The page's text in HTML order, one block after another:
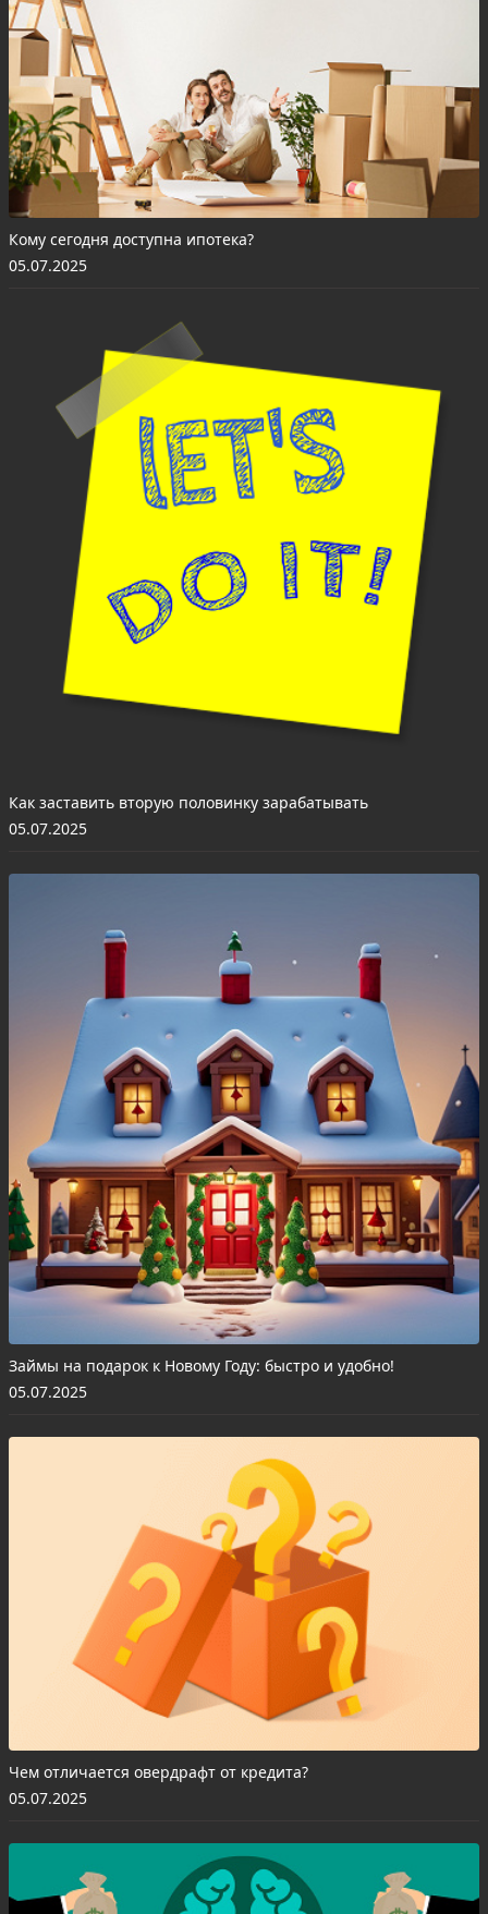
Кому сегодня доступна ипотека?
05.07.2025
Как заставить вторую половинку зарабатывать
05.07.2025
Займы на подарок к Новому Году: быстро и удобно!
05.07.2025
Чем отличается овердрафт от кредита?
05.07.2025